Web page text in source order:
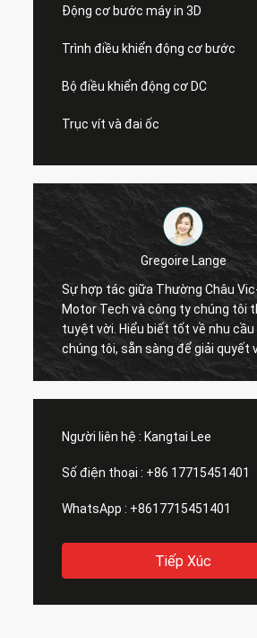
Động cơ bước máy in 3D
Trình điều khiển động cơ bước
Bộ điều khiển động cơ DC
Trục vít và đai ốc
Gregoire Lange
Sự hợp tác giữa Thường Châu
Motor Tech và công ty chúng tôi
tuyệt vời. Hiểu biết tốt về nhu cầu của
chúng tôi, sẵn sàng để giải quyết
của chúng tôi. Tôi khuyên bạn nên!
Người liên hệ : Kangtai Lee
Số điện thoại : +86 17715451401
WhatsApp : +8617715451401
Tiếp Xúc